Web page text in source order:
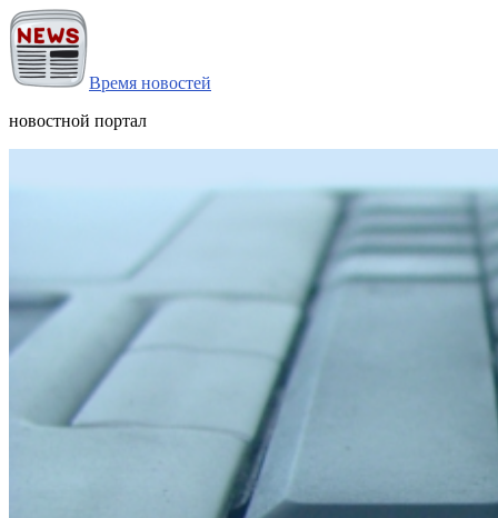
Время новостей
новостной портал